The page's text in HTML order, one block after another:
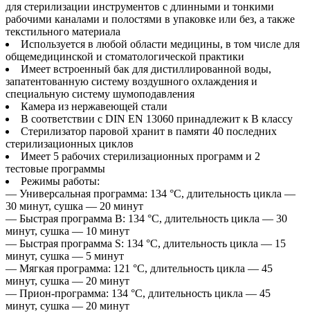
для стерилизации инструментов с длинными и тонкими
рабочими каналами и полостями в упаковке или без, а также
текстильного материала
Используется в любой области медицины, в том числе для
общемедицинской и стоматологической практики
Имеет встроенный бак для дистиллированной воды,
запатентованную систему воздушного охлаждения и
специальную систему шумоподавления
Камера из нержавеющей стали
В соответствии с DIN EN 13060 принадлежит к B классу
Стерилизатор паровой хранит в памяти 40 последних
стерилизационных циклов
Имеет 5 рабочих стерилизационных программ и 2
тестовые программы
Режимы работы:
— Универсальная программа: 134 °C, длительность цикла —
30 минут, сушка — 20 минут
— Быстрая программа B: 134 °C, длительность цикла — 30
минут, сушка — 10 минут
— Быстрая программа S: 134 °C, длительность цикла — 15
минут, сушка — 5 минут
— Мягкая программа: 121 °C, длительность цикла — 45
минут, сушка — 20 минут
— Прион-программа: 134 °C, длительность цикла — 45
минут, сушка — 20 минут